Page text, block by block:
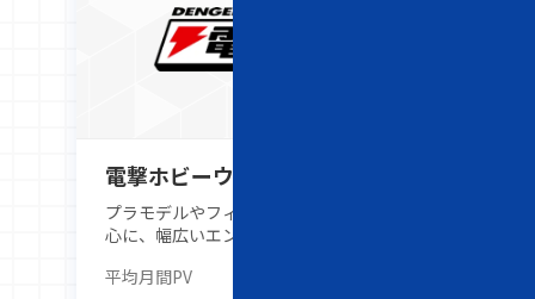
電撃ホビーウェブ
プラモデルやフィギュアなどホビーを中
心に、幅広いエンターテインメント情報
をメインターゲットに、毎日更新される
平均月間PV